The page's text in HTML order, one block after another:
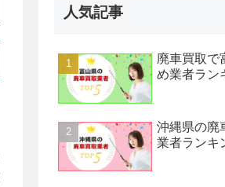
人気記事
廃車買取で
め業者ラン
沖縄県の廃
業者ランキ